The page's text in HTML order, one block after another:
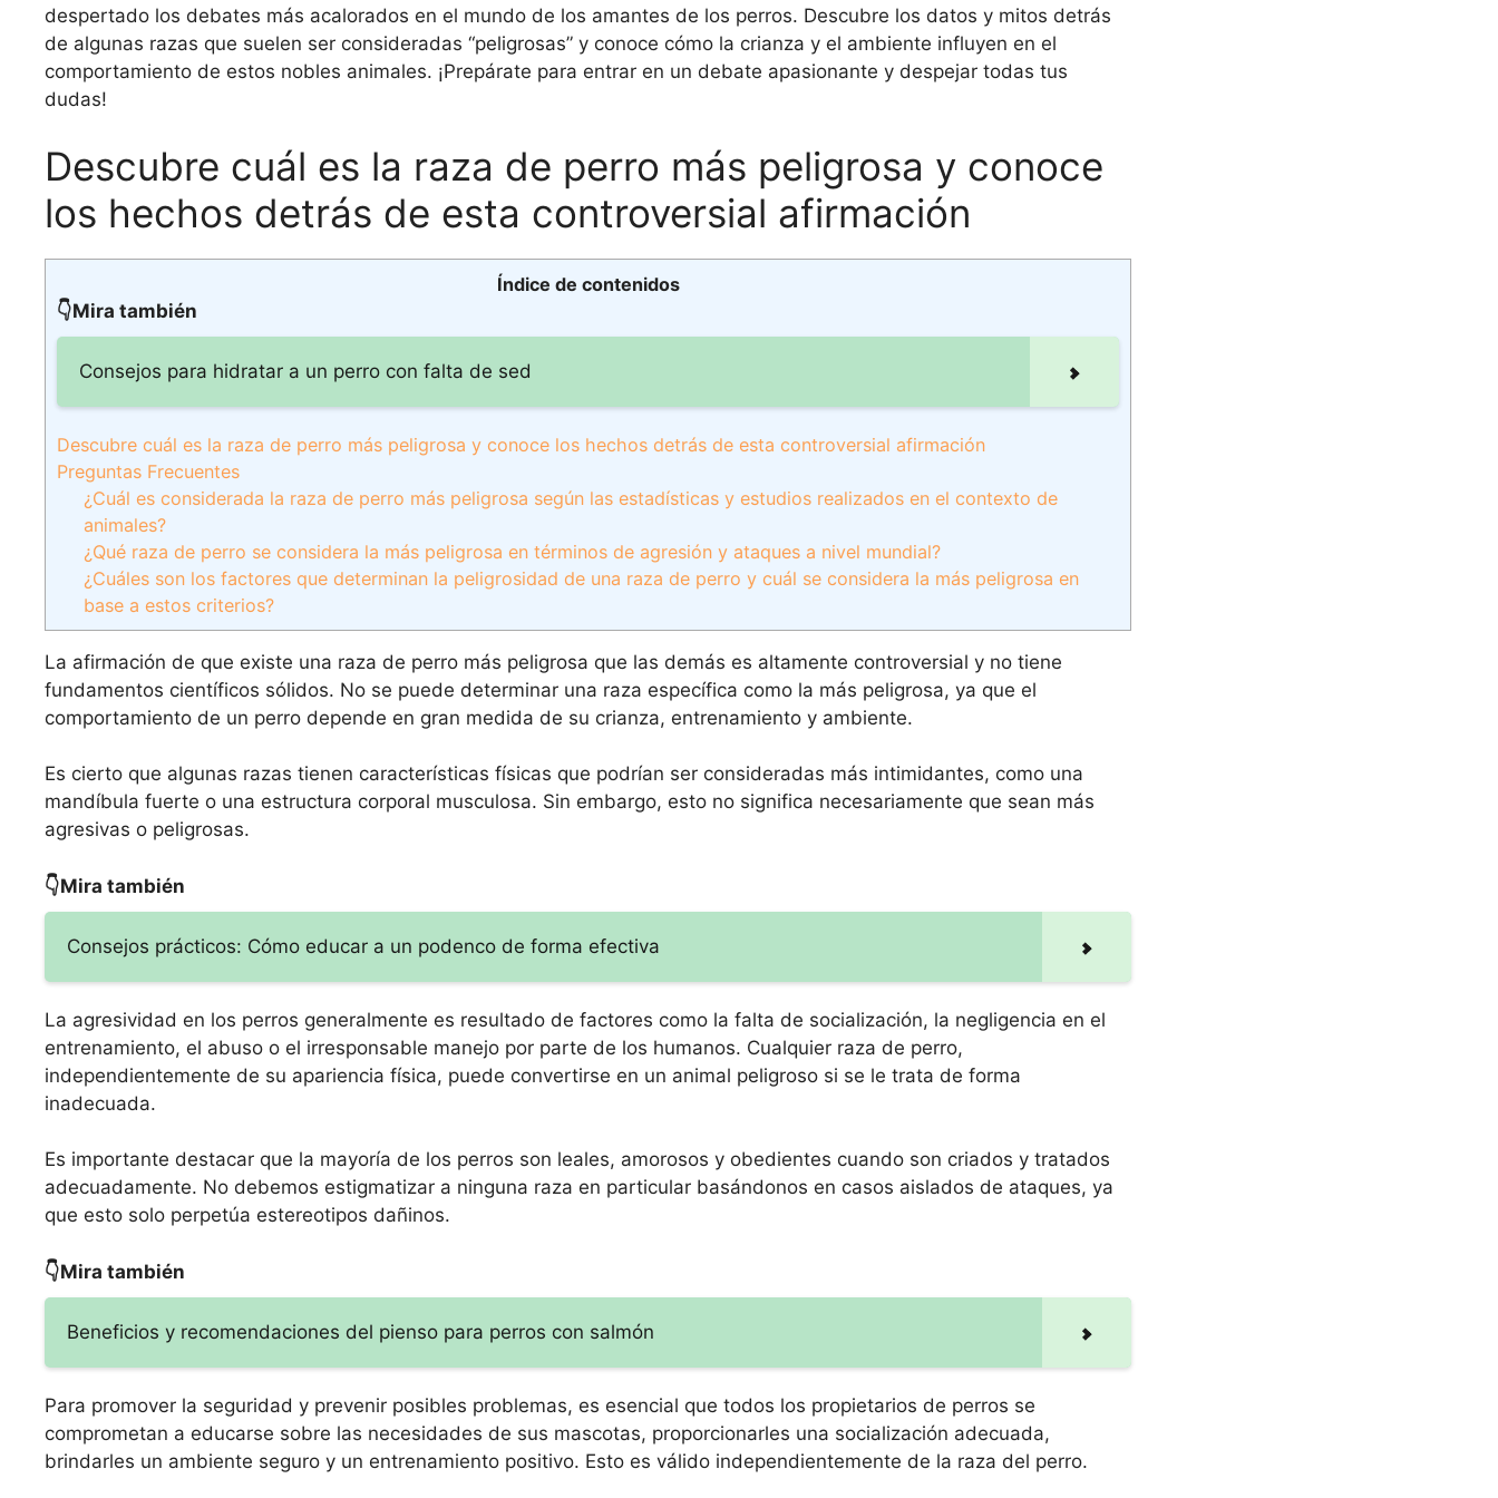
despertado los debates más acalorados en el mundo de los amantes de los perros. Descubre los datos y mitos detrás
de algunas razas que suelen ser consideradas “peligrosas” y conoce cómo la crianza y el ambiente influyen en el
comportamiento de estos nobles animales. ¡Prepárate para entrar en un debate apasionante y despejar todas tus
dudas!
Descubre cuál es la raza de perro más peligrosa y conoce
los hechos detrás de esta controversial afirmación
Índice de contenidos
👇Mira también
Consejos para hidratar a un perro con falta de sed
Descubre cuál es la raza de perro más peligrosa y conoce los hechos detrás de esta controversial afirmación
Preguntas Frecuentes
¿Cuál es considerada la raza de perro más peligrosa según las estadísticas y estudios realizados en el contexto de
animales?
¿Qué raza de perro se considera la más peligrosa en términos de agresión y ataques a nivel mundial?
¿Cuáles son los factores que determinan la peligrosidad de una raza de perro y cuál se considera la más peligrosa en
base a estos criterios?
La afirmación de que existe una raza de perro más peligrosa que las demás es altamente controversial y no tiene
fundamentos científicos sólidos. No se puede determinar una raza específica como la más peligrosa, ya que el
comportamiento de un perro depende en gran medida de su crianza, entrenamiento y ambiente.
Es cierto que algunas razas tienen características físicas que podrían ser consideradas más intimidantes, como una
mandíbula fuerte o una estructura corporal musculosa. Sin embargo, esto no significa necesariamente que sean más
agresivas o peligrosas.
👇Mira también
Consejos prácticos: Cómo educar a un podenco de forma efectiva
La agresividad en los perros generalmente es resultado de factores como la falta de socialización, la negligencia en el
entrenamiento, el abuso o el irresponsable manejo por parte de los humanos. Cualquier raza de perro,
independientemente de su apariencia física, puede convertirse en un animal peligroso si se le trata de forma
inadecuada.
Es importante destacar que la mayoría de los perros son leales, amorosos y obedientes cuando son criados y tratados
adecuadamente. No debemos estigmatizar a ninguna raza en particular basándonos en casos aislados de ataques, ya
que esto solo perpetúa estereotipos dañinos.
👇Mira también
Beneficios y recomendaciones del pienso para perros con salmón
Para promover la seguridad y prevenir posibles problemas, es esencial que todos los propietarios de perros se
comprometan a educarse sobre las necesidades de sus mascotas, proporcionarles una socialización adecuada,
brindarles un ambiente seguro y un entrenamiento positivo. Esto es válido independientemente de la raza del perro.